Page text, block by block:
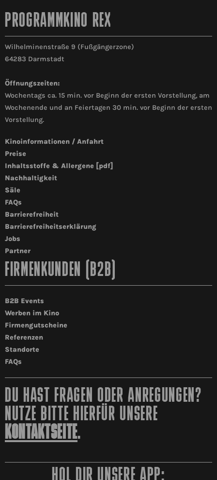
PROGRAMMKINO REX
Wilhelminenstraße 9 (Fußgängerzone)
64283 Darmstadt
Öffnungszeiten:
Wochentags ca. 15 min. vor Beginn der ersten Vorstellung, am
Wochenende und an Feiertagen 30 min. vor Beginn der ersten
Vorstellung.
Kinoinformationen / Anfahrt
Preise
Inhaltsstoffe & Allergene [pdf]
Nachhaltigkeit
Säle
FAQs
Barrierefreiheit
Barrierefreiheitserklärung
Jobs
Partner
FIRMENKUNDEN (B2B)
B2B Events
Werben im Kino
Firmengutscheine
Referenzen
Standorte
FAQs
DU HAST FRAGEN ODER ANREGUNGEN?
NUTZE BITTE HIERFÜR UNSERE
KONTAKTSEITE.